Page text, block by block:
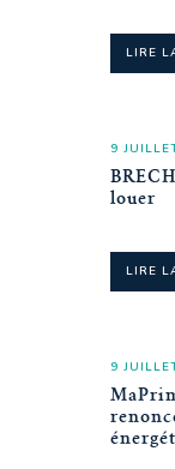
LIRE
9
louer
LIRE
9